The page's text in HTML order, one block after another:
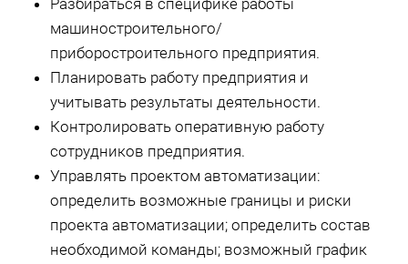
Разбираться в специфике работы
машиностроительного/
приборостроительного предприятия.
Планировать работу предприятия и
учитывать результаты деятельности.
Контролировать оперативную работу
сотрудников предприятия.
Управлять проектом автоматизации:
определить возможные границы и риски
проекта автоматизации; определить состав
необходимой команды; возможный график